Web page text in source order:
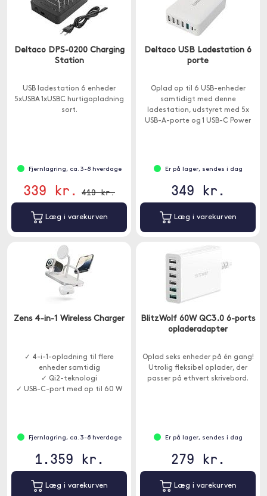
Deltaco DPS-0200 Charging
Station
USB ladestation 6 enheder
5xUSBA 1xUSBC hurtigopladning
sort.
Fjernlagring, ca. 3-8 hverdage
339 kr. 419 kr.
Læg i varekurven
Deltaco USB Ladestation 6
porte
Oplad op til 6 USB-enheder
samtidigt med denne
ladestation, udstyret med 5x
USB-A-porte og 1 USB-C Power
Er på lager, sendes i dag
349 kr.
Læg i varekurven
Zens 4-in-1 Wireless Charger
✓ 4-i-1-opladning til flere
enheder samtidig
✓ Qi2-teknologi
✓ USB-C-port med op til 60 W
Fjernlagring, ca. 3-8 hverdage
1.359 kr.
Læg i varekurven
BlitzWolf 60W QC3.0 6-ports
opladeradapter
Oplad seks enheder på én gang!
Utrolig fleksibel oplader, der
passer på ethvert skrivebord.
Er på lager, sendes i dag
279 kr.
Læg i varekurven